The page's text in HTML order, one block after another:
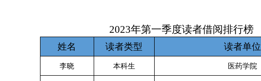
2023年第一季度读者借阅排行榜
姓名 读者类型 读者单位
李晓 本科生 医药学院